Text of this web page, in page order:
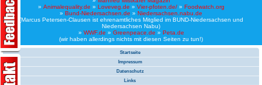
» Animalequality.de » Loveveg.de » Vier-pfoten.de/» Foodwatch.org
» Bund-Niedersachsen.de » Niedersachsen.nabu.de
(Marcus Petersen-Clausen ist ehrenamtliches Mitglied im BUND-Niedersachsen und
Niedersachsen Nabu)
» WWF.de » Greenpeace.de » Peta.de
(wir haben allerdings nichts mit diesen Seiten zu tun!)
Startseite
Impressum
Datenschutz
Links